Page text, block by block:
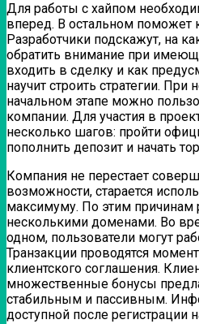
Для работы с хайпом
вперед. В остальном поможет
Разработчики подскажут, на
обратить внимание при
входить в сделку и как
научит строить стратегии. При
начальном этапе можно
компании. Для участия в
несколько шагов: пройти
пополнить депозит и начать
Компания не перестает
возможности, старается
максимуму. По этим причинам
несколькими доменами. Во
одном, пользователи могут
Транзакции проводятся
клиентского соглашения.
множественные бонусы
стабильным и пассивным.
доступной после регистрации